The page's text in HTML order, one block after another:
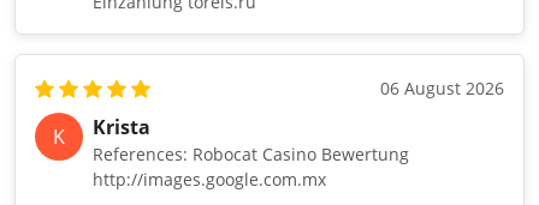
06 August 2026
K Krista
References: Robocat Casino Bewertung
http://images.google.com.mx